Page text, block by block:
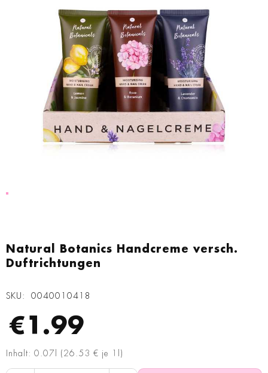
Natural Botanics Handcreme versch.
Duftrichtungen
SKU 0040010418
€1.99
Inhalt: 0.07l (26.53 € je 1l)
Anfang
der